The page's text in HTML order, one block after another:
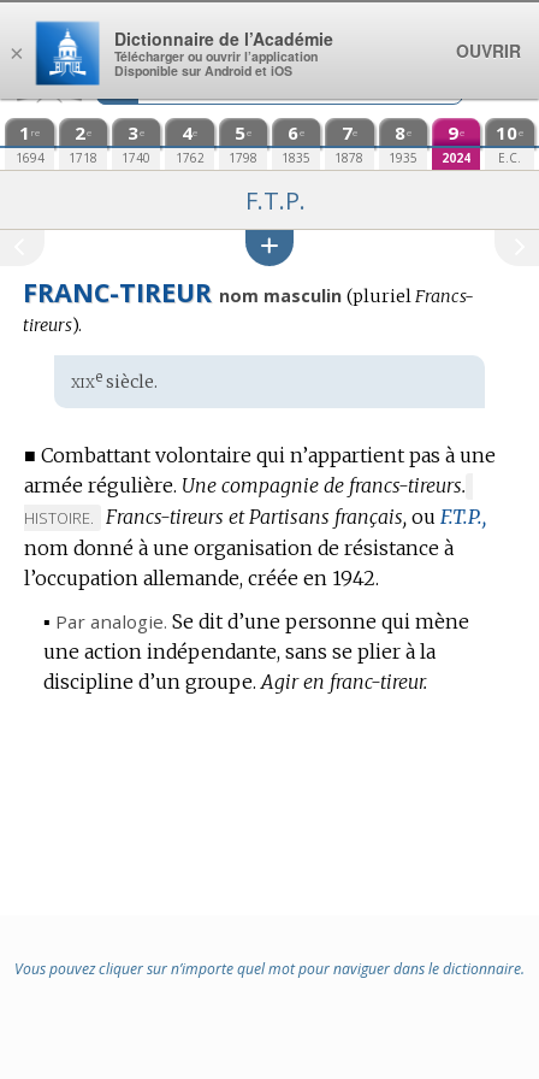
Aller au contenu
1 re
1694
2e
1718
3e
1740
4e
1762
5e
1798
6e
1835
7e
1878
8e
1935
9e
2024
10e
E.C.
F.T.P.
FRANC-TIREUR nom masculin (plurielFrancs-
tireurs).
Étymologie
:
xixesiècle.
■ Combattant volontaire qui n’appartient pas à une
armée régulière. Une compagnie de francs-tireurs.
DE
HISTOIRE. Francs-tireurs et Partisans français, ou F.T.P.,
nom donné à une organisation de résistance à
l’occupation allemande, créée en 1942.
▪ Par analogie. Se dit d’une personne qui mène
une action indépendante, sans se plier à la
discipline d’un groupe. Agir en franc-tireur.
Vous pouvez cliquer sur n’importe quel mot pour naviguer dans le dictionnaire.
×
Dictionnaire de l’Académie
Télécharger ou ouvrir l’application
Disponible sur Android et iOS
OUVRIR